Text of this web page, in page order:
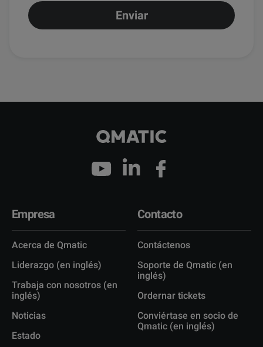
Empresa
Acerca de Qmatic
Liderazgo (en inglés)
Trabaja con nosotros (en
inglés)
Noticias
Estado
Contacto
Contáctenos
Soporte de Qmatic (en
inglés)
Ordernar tickets
Conviértase en socio de
Qmatic (en inglés)